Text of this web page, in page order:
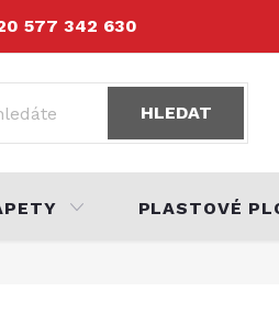
577 342 630
osobních údajů
HLEDAT
PLASTOVÉ